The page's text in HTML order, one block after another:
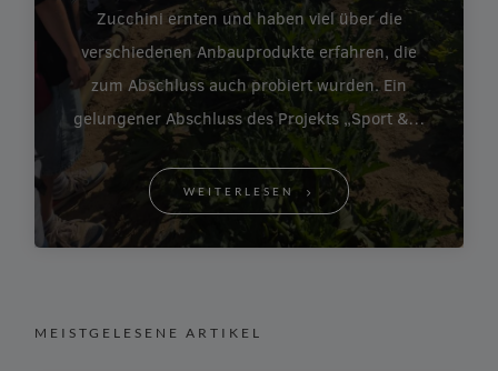
Zucchini ernten und haben viel über die
verschiedenen Anbauprodukte erfahren, die
zum Abschluss auch probiert wurden. Ein
gelungener Abschluss des Projekts „Sport &…
WEITERLESEN
MEISTGELESENE ARTIKEL